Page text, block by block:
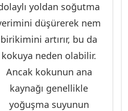
yoldan soğutma
düşürerek nem
birikimini artırır, bu da
kokuya neden olabilir.
Ancak kokunun ana
kaynağı genellikle
yoğuşma suyunun